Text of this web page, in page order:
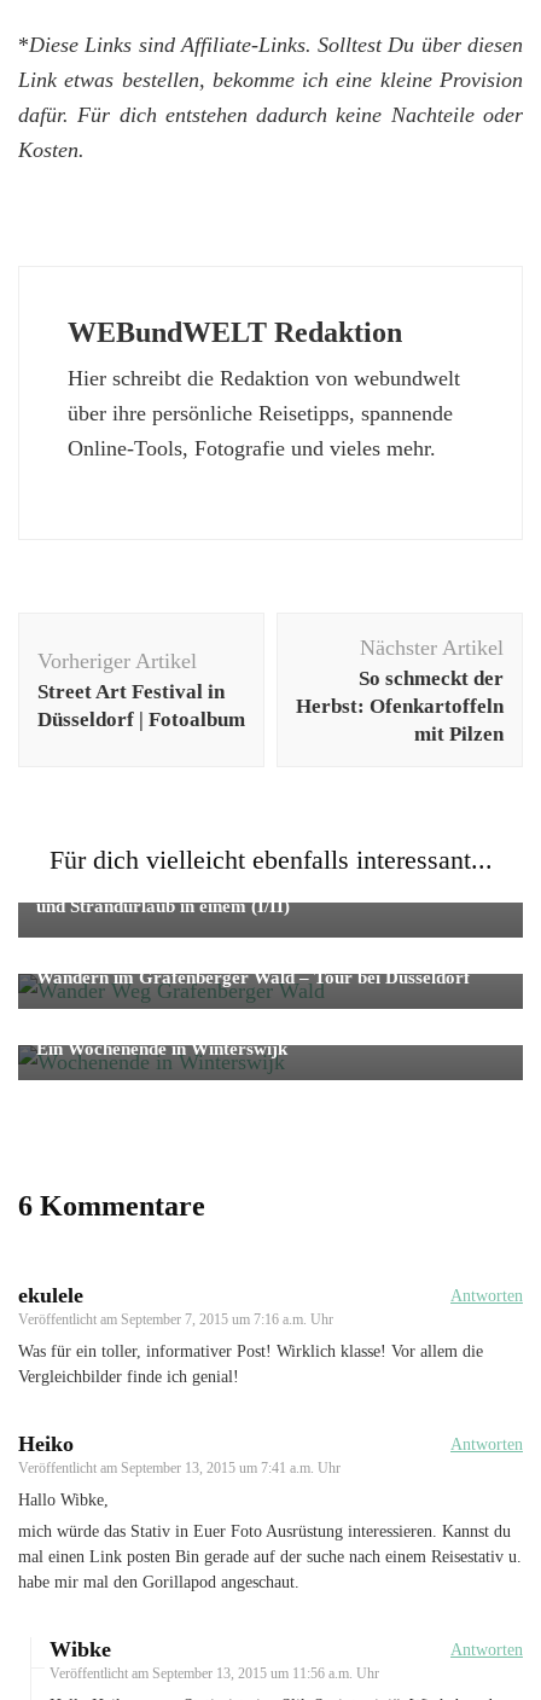
*Diese Links sind Affiliate-Links. Solltest Du über diesen
Link etwas bestellen, bekomme ich eine kleine Provision
dafür. Für dich entstehen dadurch keine Nachteile oder
Kosten.
WEBundWELT Redaktion
Hier schreibt die Redaktion von webundwelt
über ihre persönliche Reisetipps, spannende
Online-Tools, Fotografie und vieles mehr.
Vorheriger Artikel
Street Art Festival in
Düsseldorf | Fotoalbum
Nächster Artikel
So schmeckt der
Herbst: Ofenkartoffeln
mit Pilzen
Für dich vielleicht ebenfalls interessant...
Reise Städtetrip Strand/Natur
und Strandurlaub in einem (I/II)
Wandern im Grafenberger Wald – Tour bei Düsseldorf
Ein Wochenende in Winterswijk
6 Kommentare
ekulele
Veröffentlicht am September 7, 2015 um 7:16 a.m. Uhr
Antworten
Was für ein toller, informativer Post! Wirklich klasse! Vor allem die
Vergleichbilder finde ich genial!
Heiko
Veröffentlicht am September 13, 2015 um 7:41 a.m. Uhr
Antworten
Hallo Wibke,
mich würde das Stativ in Euer Foto Ausrüstung interessieren. Kannst du
mal einen Link posten Bin gerade auf der suche nach einem Reisestativ u.
habe mir mal den Gorillapod angeschaut.
Wibke
Veröffentlicht am September 13, 2015 um 11:56 a.m. Uhr
Antworten